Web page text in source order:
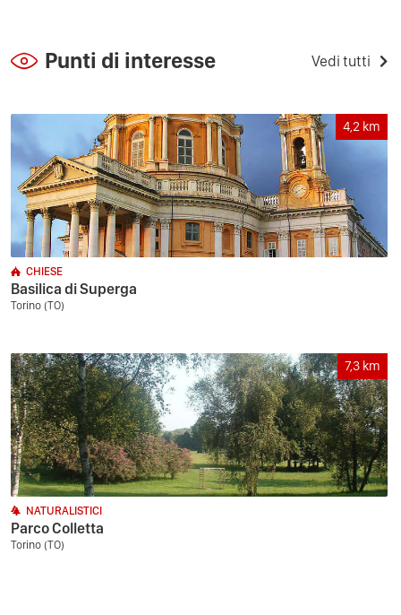
Punti di interesse Vedi tutti
4,2 km
CHIESE
Basilica di Superga
Torino (TO)
7,3 km
NATURALISTICI
Parco Colletta
Torino (TO)